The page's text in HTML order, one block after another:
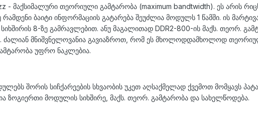
მაქსიმალური თეორიული გამტარობა (maximum bandtwidth). ეს არის
ბაიტი ინფორმაციის გატარება შეუძლია მოდულს 1 წამში. ის
8-ზე გამრავლებით. ანუ მაგალითად DDR2-800-ის მაქს. თეორ.
ძალიან მნიშვნელოვანია გავიაზროთ, რომ ეს მხოლოდდამხოლოდ
უფრო ნაკლებია.
შორის სიჩქარეების სხვაობის უკეთ აღსაქმელად ქვემოთ მომყავს
ზოგიერთი მოდულის სიხშირე, მაქს. თეორ. გამტარობა და სახელწოდება.